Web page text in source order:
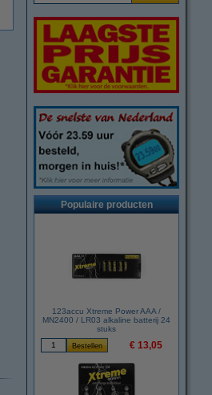
Populaire producten
123accu Xtreme Power AAA /
MN2400 / LR03 alkaline batterij 24
stuks
€ 13,05